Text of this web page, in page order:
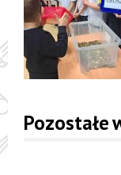
Pozostałe